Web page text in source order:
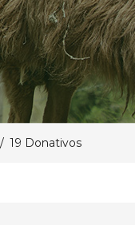
19 Donativos